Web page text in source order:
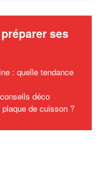
ses
: quelle tendance
déco
de cuisson ?